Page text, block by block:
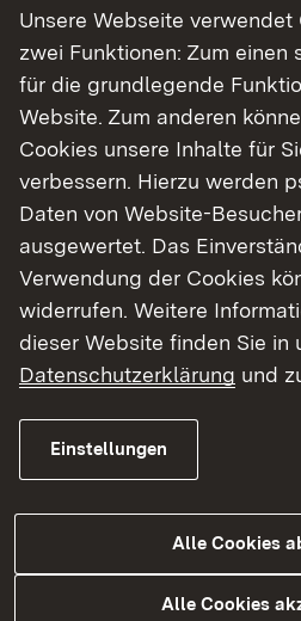
In Zusammenarbeit mit der
Staatlichen Akademie der
Stuttgart wurden
Medien im Kunstunterricht
Fortbildungen war es,
bisher die gängige Software
Bildbearbeitung, Animation,
Design, Layout) verwendet
preiswerteren oder gar
zu den großen Anbietern
trotzdem den Anspruch an
Bearbeitungssoftware für
Über den unten
Unsere Webseite verwendet
zwei Funktionen: Zum einen
für die grundlegende
Website. Zum anderen
Cookies unsere Inhalte für
verbessern. Hierzu werden
Daten von Website-
ausgewertet. Das
Verwendung der Cookies
widerrufen. Weitere
dieser Website finden Sie in
Datenschutzerklärung und
Einstellungen
Alle Cookies
Alle Cookies